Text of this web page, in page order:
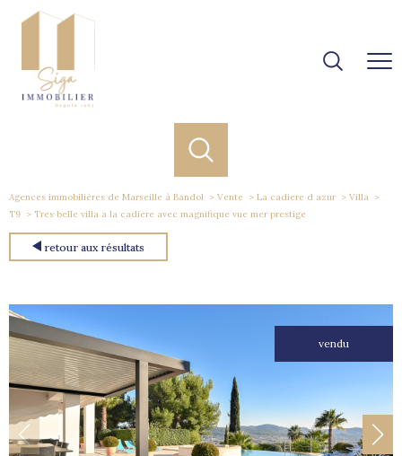
Agences immobilières de Marseille à Bandol Vente La cadiere d azur
Villa
T9
Tres belle villa a la cadiere avec magnifique vue mer prestige
retour aux résultats
vendu